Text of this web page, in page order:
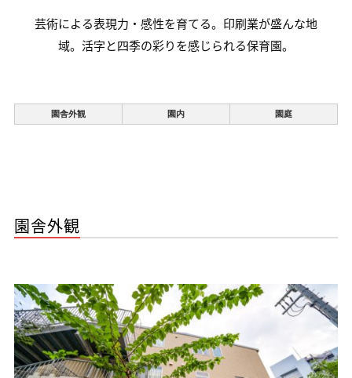
芸術による表現力・感性を育てる。印刷業が盛んな地
域。活字と四季の彩りを感じられる保育園。
園舎外観 園内 園庭
園舎外観